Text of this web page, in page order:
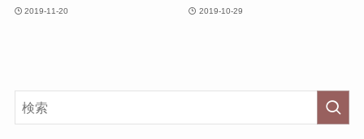
2019-11-20 2019-10-29